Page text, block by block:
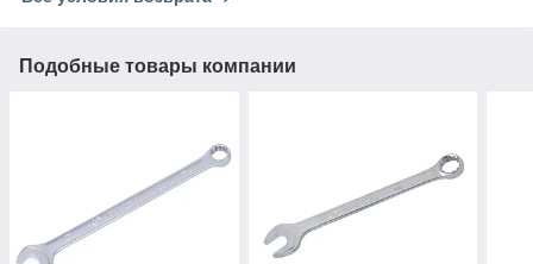
Подобные товары компании